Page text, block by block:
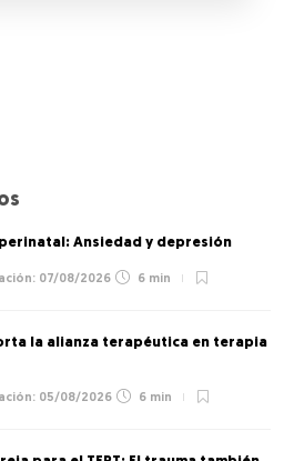
Ansiedad y depresión
07/08/2026 6 min
la alianza terapéutica en terapia
05/08/2026 6 min